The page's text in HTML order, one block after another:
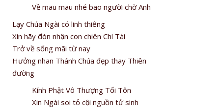
Về mau mau nhé bao người chờ Anh
Lạy Chúa Ngài có linh thiêng
Xin hãy đón nhận con chiên Chí Tài
Trở về sống mãi từ nay
Hưởng nhan Thánh Chúa đẹp thay Thiên
đường
Kính Phật Vô Thượng Tối Tôn
Xin Ngài soi tỏ cội nguồn tử sinh